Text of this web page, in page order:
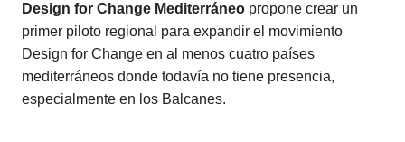
Design for Change Mediterráneo propone crear un
primer piloto regional para expandir el movimiento
Design for Change en al menos cuatro países
mediterráneos donde todavía no tiene presencia,
especialmente en los Balcanes.